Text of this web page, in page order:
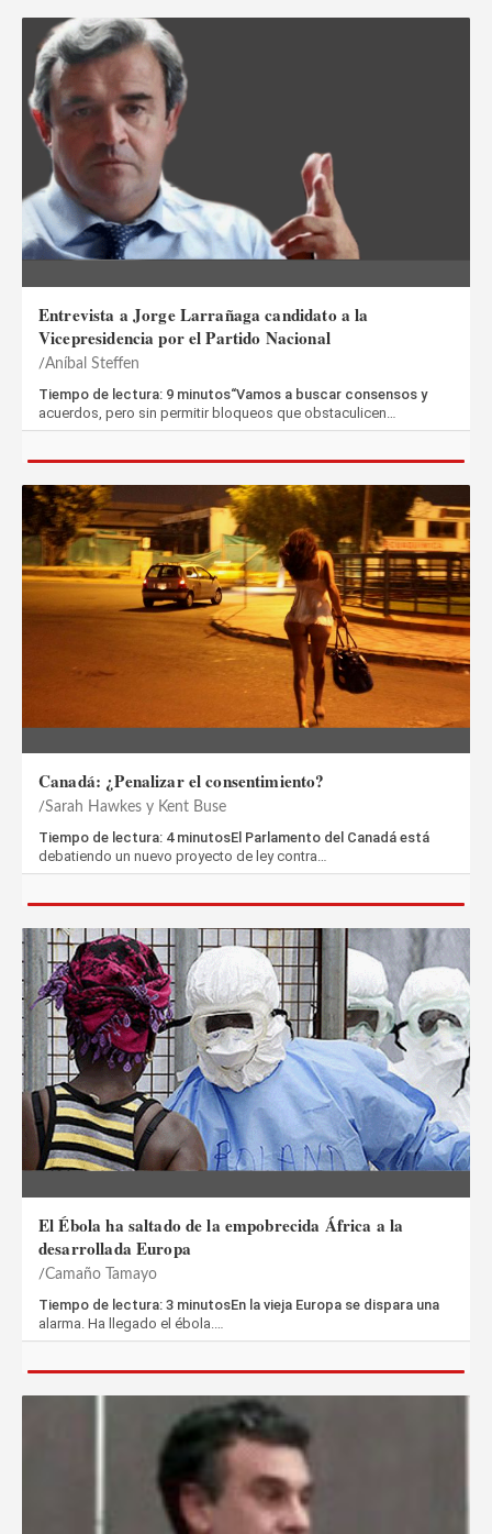
Entrevista a Jorge Larrañaga candidato a la
Vicepresidencia por el Partido Nacional
Aníbal Steffen
Tiempo de lectura: 9 minutos“Vamos a buscar consensos y
acuerdos, pero sin permitir bloqueos que obstaculicen…
Canadá: ¿Penalizar el consentimiento?
Sarah Hawkes y Kent Buse
Tiempo de lectura: 4 minutosEl Parlamento del Canadá está
debatiendo un nuevo proyecto de ley contra…
El Ébola ha saltado de la empobrecida África a la
desarrollada Europa
Camaño Tamayo
Tiempo de lectura: 3 minutosEn la vieja Europa se dispara una
alarma. Ha llegado el ébola.…